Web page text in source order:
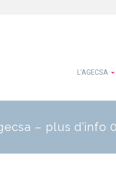
L’AGECSA
– plus d’info